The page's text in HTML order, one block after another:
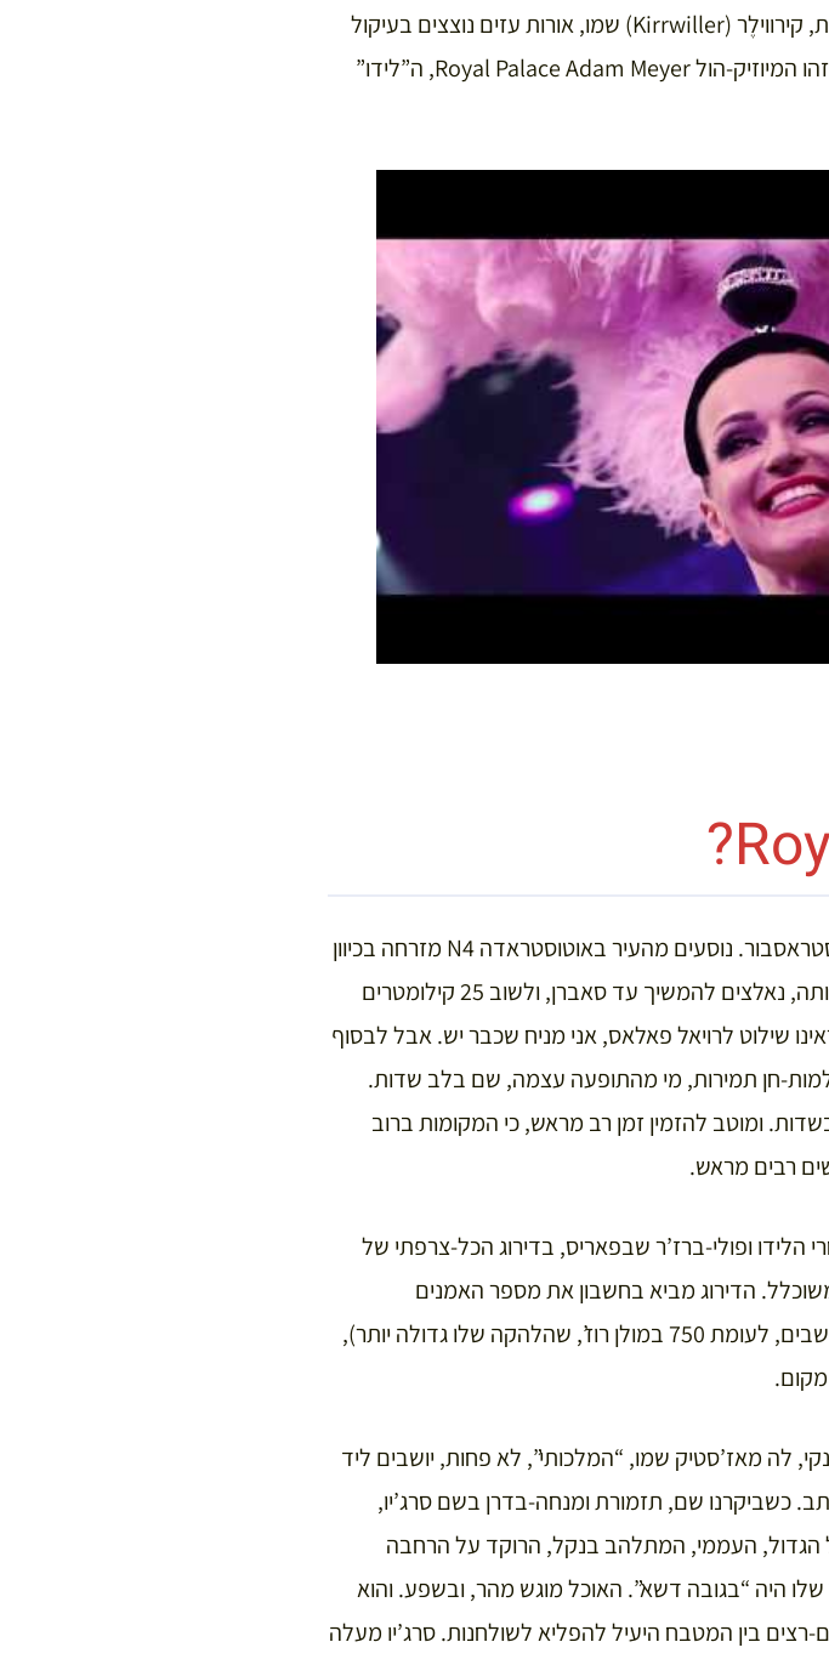
והנה, בכפר אחד, שמניין תושביו אינו עולה על שבע-מאות, קירווילֶר (Kirrwiller) שמו, אורות עזים נוצצים בעיקול
הדרך, מאירים מבנה מרשים בממדיו, עירוני במתכונתו. זהו המיוזיק-הול Royal Palace Adam Meyer, ה”לידו”
קירווילר שוכנת כחמישים קילומטרים צפונית-מערבית לסטראסבור. נוסעים מהעיר באוטוסטראדה N4 מזרחה בכיוון
Metz, יוצאים ביציאה של Bossendorf (אם מחמיצים אותה, נאלצים להמשיך עד סאברן, ולשוב 25 קילומטרים
שילוט לרויאל פאלאס, אני מניח שכבר יש. אבל לבסוף
חן תמירות, מי מהתופעה עצמה, שם בלב שדות.
ומוטב להזמין זמן רב מראש, כי המקומות ברוב
רבים מראש.
הלידו ופולי-ברז’ר שבפאריס, בדירוג הכל-צרפתי של
הדירוג מביא בחשבון את מספר האמנים
שבלהקה, מספר המקומות באולם (בקירווילר 1,000! מושבים, לעומת 750 במולן רוז’, שהלהקה שלו גדולה יותר),
לה מאז’סטיק שמו, “המלכותי”, לא פחות, יושבים ליד
כשביקרנו שם, תזמורת ומנחה-בדרן בשם סרג’יו,
הגדול, העממי, המתלהב בנקל, הרוקד על הרחבה
היה “בגובה דשא”. האוכל מוגש מהר, ובשפע. והוא
רצים בין המטבח היעיל להפליא לשולחנות. סרג’יו מעלה